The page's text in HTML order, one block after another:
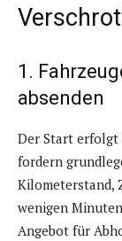
1.
absenden
Der Start erfolgt
fordern
Kilometerstand,
wenigen
Angebot für